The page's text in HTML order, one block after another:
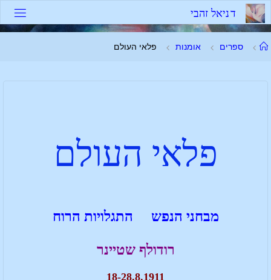
דניאל זהבי
ספרים אומנות פלאי העולם
פלאי העולם
מבחני הנפש התגלויות הרוח
רודולף שטיינר
18-28.8.1911